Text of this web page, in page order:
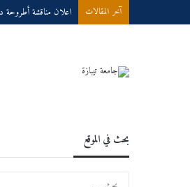
آخر المقالات إعلان مناقشة دكتوراه
بحث في الموقع